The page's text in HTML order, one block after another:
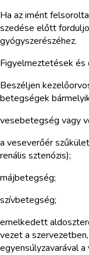
Ha az imént
szedése előtt
gyógyszerészéhez.
Figyelmeztetések és
Beszéljen
betegségek
vesebetegség vagy
a veseverőér
renális sztenózis);
májbetegség;
szívbetegség;
emelkedett
vezet a
egyensúlyzavarával a